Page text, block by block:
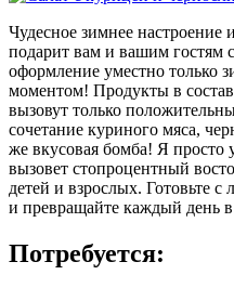
Чудесное зимнее настроение
подарит вам и вашим гостям
оформление уместно только
моментом! Продукты в
вызовут только
сочетание куриного мяса,
же вкусовая бомба! Я просто
вызовет стопроцентный
детей и взрослых. Готовьте
и превращайте каждый день
Потребуется: